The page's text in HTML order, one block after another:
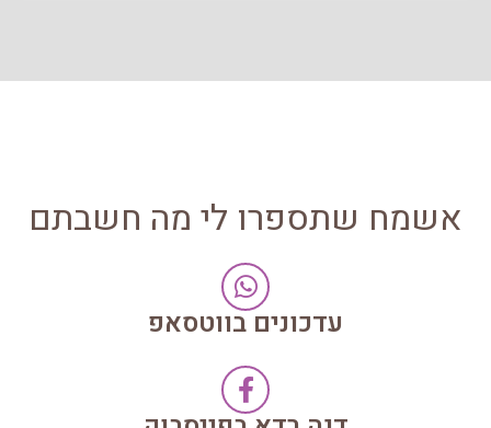
אשמח שתספרו לי מה חשבתם
עדכונים בווטסאפ